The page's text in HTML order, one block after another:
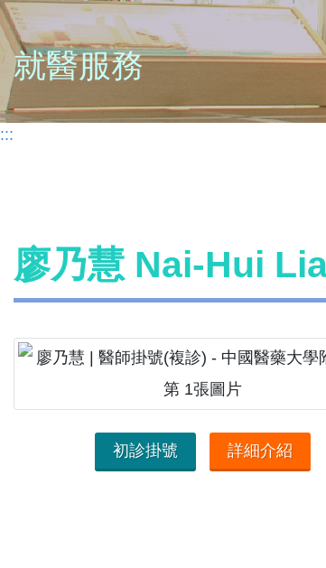
就醫服務
:::
廖乃慧 Nai-Hui
初診掛號 詳細介紹